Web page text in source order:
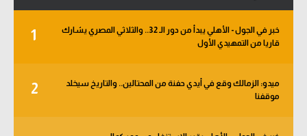
1
خبر في الجول - الأهلي يبدأ من دور الـ 32.. والثلاثي المصري يشارك
قاريا من التمهيدي الأول
2
ميدو: الزمالك وقع في أيدي حفنة من المحتالين.. والتاريخ سيخلد
موقفنا